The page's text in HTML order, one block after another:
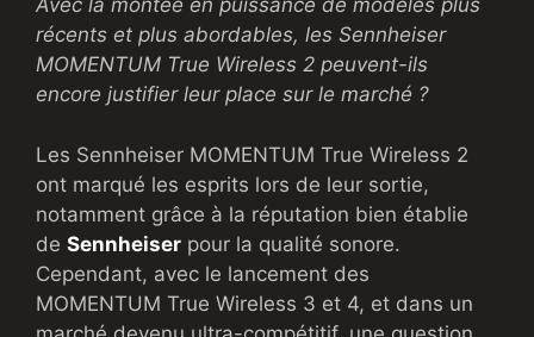
Avec la montée en puissance de modèles plus
récents et plus abordables, les Sennheiser
MOMENTUM True Wireless 2 peuvent-ils
encore justifier leur place sur le marché ?
Les Sennheiser MOMENTUM True Wireless 2
ont marqué les esprits lors de leur sortie,
notamment grâce à la réputation bien établie
de Sennheiser pour la qualité sonore.
Cependant, avec le lancement des
MOMENTUM True Wireless 3 et 4, et dans un